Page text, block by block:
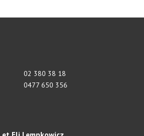
02 380 38 18
0477 650 356